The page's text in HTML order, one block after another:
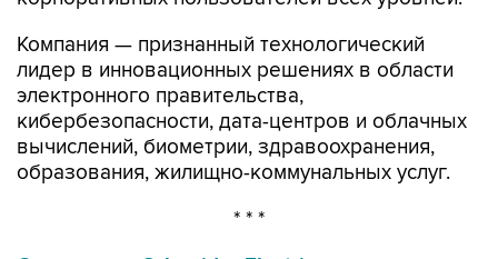
Компания — признанный технологический
лидер в инновационных решениях в области
электронного правительства,
кибербезопасности, дата-центров и облачных
вычислений, биометрии, здравоохранения,
образования, жилищно-коммунальных услуг.
* * *